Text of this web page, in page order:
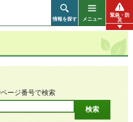
情報を探す メニュー
緊急・防
災
ページ番号で検索